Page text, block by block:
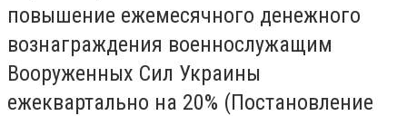
повышение ежемесячного денежного
вознаграждения военнослужащим
Вооруженных Сил Украины
ежеквартально на 20% (Постановление